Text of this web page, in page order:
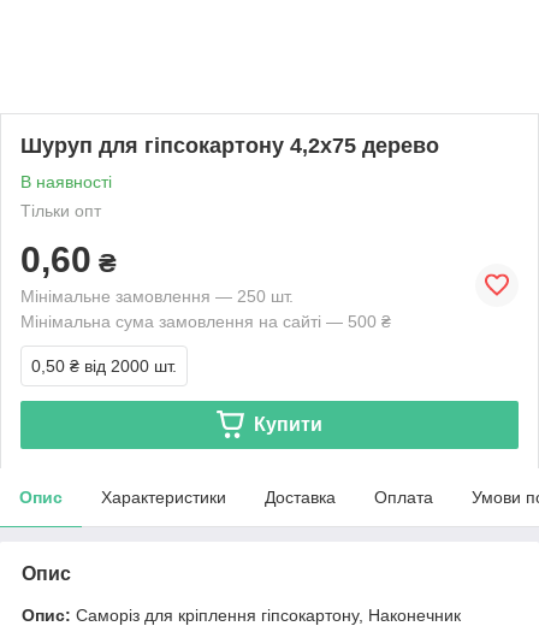
Шуруп для гіпсокартону 4,2х75 дерево
В наявності
Тільки опт
0,60 ₴
Мінімальне замовлення — 250 шт.
Мінімальна сума замовлення на сайті — 500 ₴
0,50 ₴ від 2000 шт.
Купити
Опис Характеристики Доставка Оплата Умови
Опис
Опис: Саморіз для кріплення гіпсокартону, Наконечник